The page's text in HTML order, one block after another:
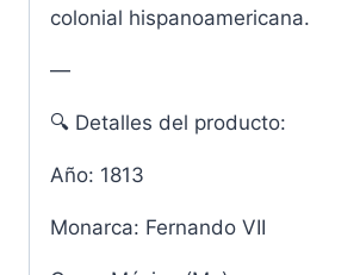
colonial hispanoamericana.
—
🔍 Detalles del producto:
Año: 1813
Monarca: Fernando VII